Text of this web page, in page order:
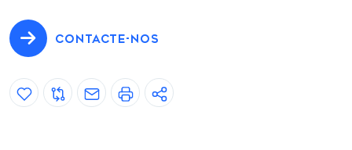
CONTACTE-NOS